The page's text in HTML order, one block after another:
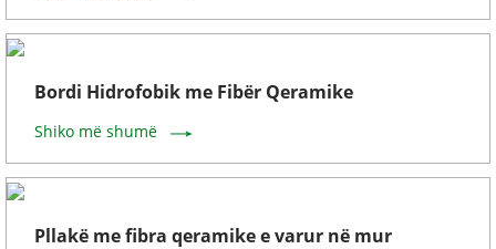
Bordi Hidrofobik me Fibër Qeramike
Shiko më shumë
Pllakë me fibra qeramike e varur në mur